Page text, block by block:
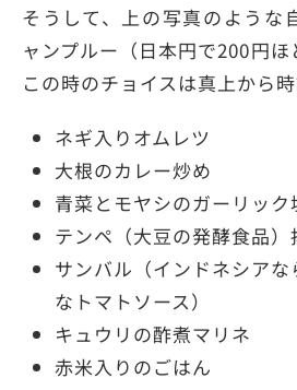
そうして、上の写真のような
ャンプルー（日本円で200円ほ
この時のチョイスは真上から
ネギ入りオムレツ
大根のカレー炒め
青菜とモヤシのガーリック
テンペ（大豆の発酵食品）
サンバル（インドネシア
なトマトソース）
キュウリの酢煮マリネ
赤米入りのごはん